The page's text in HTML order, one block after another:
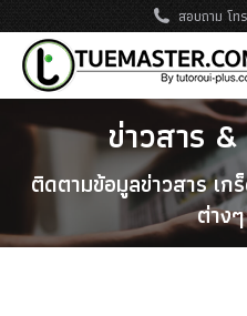
สอบถาม โ
ข่าวสาร
ติดตามข้อมูลข่าวสาร เ
ต่าง